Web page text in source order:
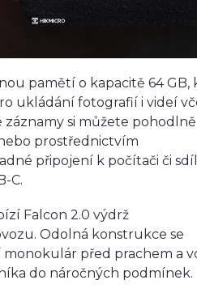
pamětí o kapacitě 64 GB,
ukládání fotografií i videí
si můžete pohodlně
prostřednictvím
připojení k počítači či
C.
Falcon 2.0 výdrž
Odolná konstrukce se
před prachem a
do náročných podmínek.